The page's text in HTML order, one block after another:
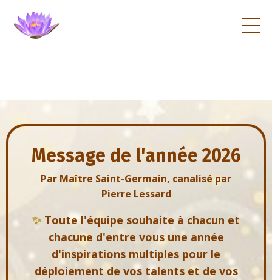
Message de l'année 2026
Par Maître Saint-Germain, canalisé par
Pierre Lessard
✨ Toute l'équipe souhaite à chacun et
chacune d'entre vous une année
d'inspirations multiples pour le
déploiement de vos talents et de vos